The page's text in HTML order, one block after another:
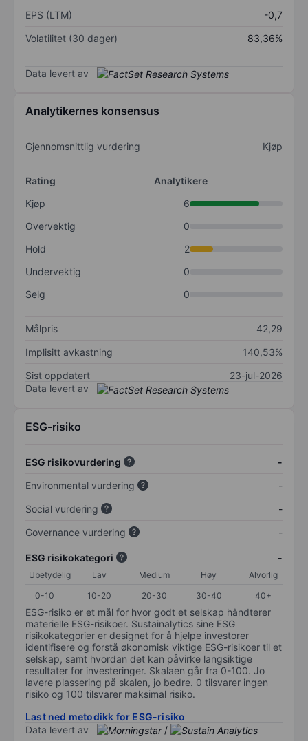
EPS (LTM)
-0,7
Volatilitet (30 dager)
83,36%
Data levert av
Analytikernes konsensus
Gjennomsnittlig vurdering Kjøp
Rating
Analytikere
Kjøp
6
Overvektig
0
Hold
2
Undervektig
0
Selg
0
Målpris
42,29
Implisitt avkastning
140,53%
Sist oppdatert
23-jul-2026
Data levert av
ESG-risiko
ESG risikovurdering
-
Environmental vurdering
-
Social vurdering
-
Governance vurdering
-
ESG risikokategori -
Ubetydelig Lav Medium Høy
Alvorlig
0-10
10-20 20-30 30-40 40+
ESG-risiko er et mål for hvor godt et selskap håndterer
materielle ESG-risikoer. Sustainalytics sine ESG
risikokategorier er designet for å hjelpe investorer
identifisere og forstå økonomisk viktige ESG-risikoer til et
selskap, samt hvordan det kan påvirke langsiktige
resultater for investeringer. Skalaen går fra 0-100. Jo
lavere plassering på skalen, jo bedre. 0 tilsvarer ingen
risiko og 100 tilsvarer maksimal risiko.
Last ned metodikk for ESG-risiko
Data levert av
/